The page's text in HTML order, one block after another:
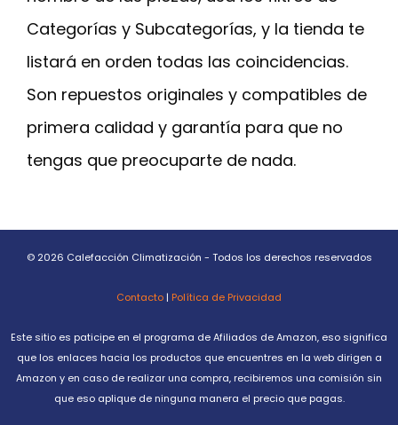
Categorías y Subcategorías, y la tienda te
listará en orden todas las coincidencias.
Son repuestos originales y compatibles de
primera calidad y garantía para que no
tengas que preocuparte de nada.
© 2026 Calefacción Climatización - Todos los derechos reservados
Contacto | Política de Privacidad
Este sitio es paticipe en el programa de Afiliados de Amazon, eso significa
que los enlaces hacia los productos que encuentres en la web dirigen a
Amazon y en caso de realizar una compra, recibiremos una comisión sin
que eso aplique de ninguna manera el precio que pagas.